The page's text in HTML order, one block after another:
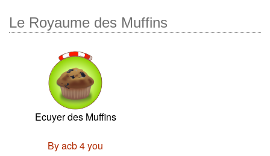
Le Royaume des Muffins
Ecuyer des Muffins
By acb 4 you